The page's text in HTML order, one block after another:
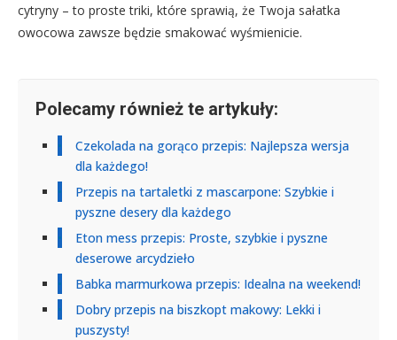
cytryny – to proste triki, które sprawią, że Twoja sałatka
owocowa zawsze będzie smakować wyśmienicie.
Polecamy również te artykuły:
Czekolada na gorąco przepis: Najlepsza wersja
dla każdego!
Przepis na tartaletki z mascarpone: Szybkie i
pyszne desery dla każdego
Eton mess przepis: Proste, szybkie i pyszne
deserowe arcydzieło
Babka marmurkowa przepis: Idealna na weekend!
Dobry przepis na biszkopt makowy: Lekki i
puszysty!